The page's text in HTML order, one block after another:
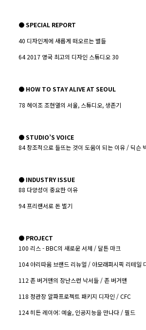
● SPECIAL REPORT
40 디자인계에 새롭게 떠오르는 별들
64 2017 영국 최고의 디자인 스튜디오 30
● HOW TO STAY ALIVE AT SEOUL
78 헤이조 조현열의 서울, 스튜디오, 생존기
● STUDIO’S VOICE
84 창조적으로 들뜨는 것이 도움이 되는 이유 / 딕슨
● INDUSTRY ISSUE
88 다양성이 중요한 이유
94 프리랜서로 돈 벌기
● PROJECT
100 리스 - BBC의 새로운 서체 / 달튼 마크
104 아리따움 브랜드 리뉴얼 / 아모래퍼시픽 리테일
112 존 버거맨의 장난스런 낙서들 / 존 버거맨
118 정관장 알파프로젝트 패키지 디자인 / CFC
124 히든 레이어: 예술, 인공지능을 만나다 / 필드